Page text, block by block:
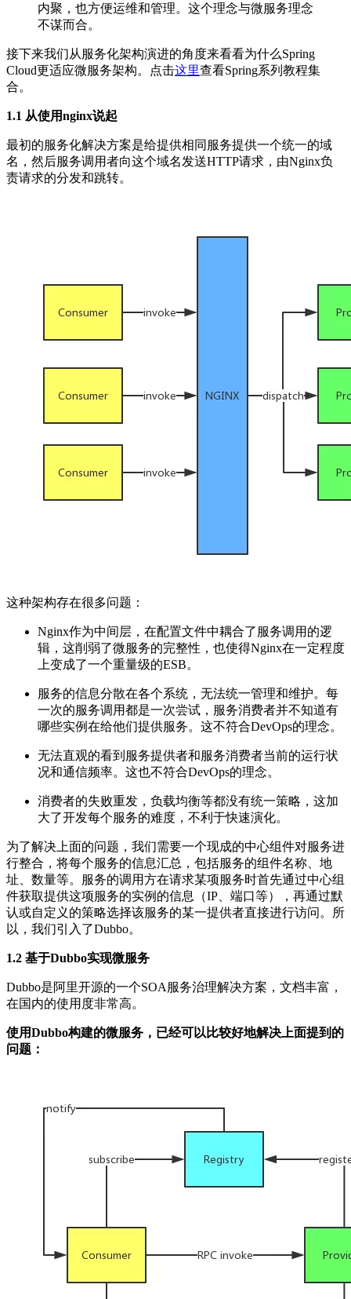
内聚，也方便运维和管理。这个理念与微服务理念
不谋而合。
接下来我们从服务化架构演进的角度来看看为什么Spring
Cloud更适应微服务架构。点击这里查看Spring系列教程集
合。
1.1 从使用nginx说起
最初的服务化解决方案是给提供相同服务提供一个统一的域
名，然后服务调用者向这个域名发送HTTP请求，由Nginx负
责请求的分发和跳转。
这种架构存在很多问题：
Nginx作为中间层，在配置文件中耦合了服务调用的逻
辑，这削弱了微服务的完整性，也使得Nginx在一定程度
上变成了一个重量级的ESB。
服务的信息分散在各个系统，无法统一管理和维护。每
一次的服务调用都是一次尝试，服务消费者并不知道有
哪些实例在给他们提供服务。这不符合DevOps的理念。
无法直观的看到服务提供者和服务消费者当前的运行状
况和通信频率。这也不符合DevOps的理念。
消费者的失败重发，负载均衡等都没有统一策略，这加
大了开发每个服务的难度，不利于快速演化。
为了解决上面的问题，我们需要一个现成的中心组件对服务进
行整合，将每个服务的信息汇总，包括服务的组件名称、地
址、数量等。服务的调用方在请求某项服务时首先通过中心组
件获取提供这项服务的实例的信息（IP、端口等），再通过默
认或自定义的策略选择该服务的某一提供者直接进行访问。所
以，我们引入了Dubbo。
1.2 基于Dubbo实现微服务
Dubbo是阿里开源的一个SOA服务治理解决方案，文档丰富，
在国内的使用度非常高。
使用Dubbo构建的微服务，已经可以比较好地解决上面提到的
问题：